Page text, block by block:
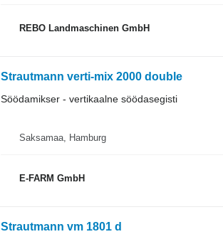
REBO Landmaschinen GmbH
Strautmann verti-mix 2000 double
Söödamikser - vertikaalne söödasegisti
Saksamaa, Hamburg
E-FARM GmbH
Strautmann vm 1801 d